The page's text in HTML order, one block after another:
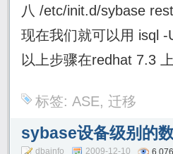
八 /etc/init.d/sybase
现在我们就可以用 isql
以上步骤在redhat 7.3
标签: ASE, 迁移
sybase设备级别的
dbainfo 2009-12-10